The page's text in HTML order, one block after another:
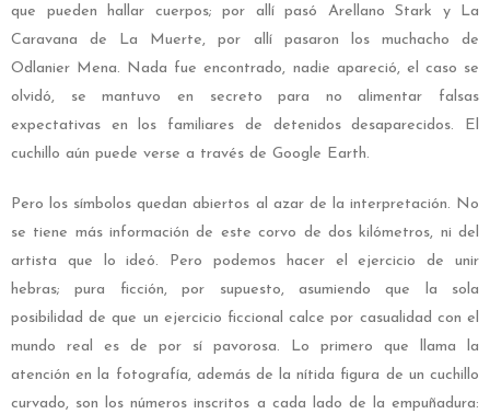
que pueden hallar cuerpos; por allí pasó Arellano Stark y La
Caravana de La Muerte, por allí pasaron los muchacho de
Odlanier Mena. Nada fue encontrado, nadie apareció, el caso se
olvidó, se mantuvo en secreto para no alimentar falsas
expectativas en los familiares de detenidos desaparecidos. El
cuchillo aún puede verse a través de Google Earth.
Pero los símbolos quedan abiertos al azar de la interpretación. No
se tiene más información de este corvo de dos kilómetros, ni del
artista que lo ideó. Pero podemos hacer el ejercicio de unir
hebras; pura ficción, por supuesto, asumiendo que la sola
posibilidad de que un ejercicio ficcional calce por casualidad con el
mundo real es de por sí pavorosa. Lo primero que llama la
atención en la fotografía, además de la nítida figura de un cuchillo
curvado, son los números inscritos a cada lado de la empuñadura: